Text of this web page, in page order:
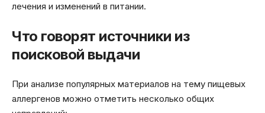
лечения и изменений в питании.
Что говорят источники из
поисковой выдачи
При анализе популярных материалов на тему пищевых
аллергенов можно отметить несколько общих